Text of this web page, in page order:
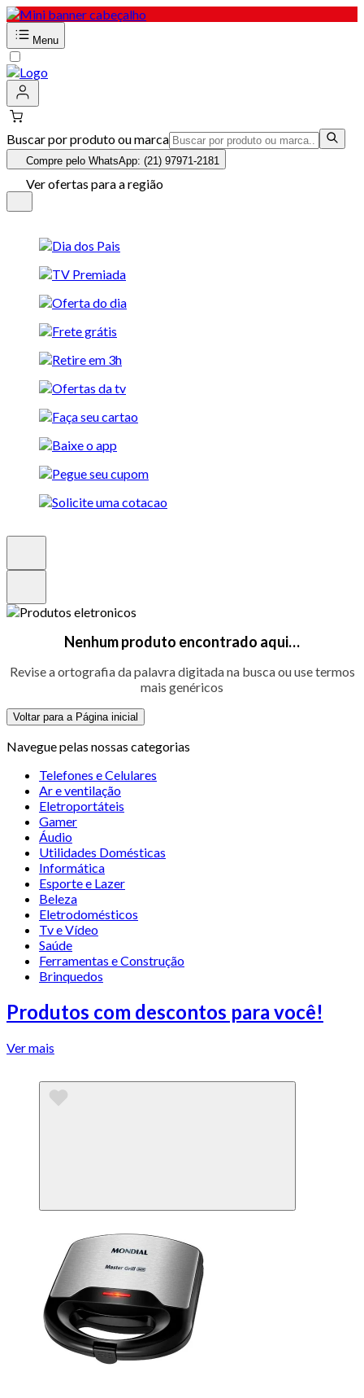
Menu
Buscar por produto ou marca
Compre pelo WhatsApp: (21) 97971-2181
Ver ofertas para a região
Nenhum produto encontrado aqui…
Revise a ortografia da palavra digitada na busca ou use termos
mais genéricos
Voltar para a Página inicial
Navegue pelas nossas categorias
Telefones e Celulares
Ar e ventilação
Eletroportáteis
Gamer
Áudio
Utilidades Domésticas
Informática
Esporte e Lazer
Beleza
Eletrodomésticos
Tv e Vídeo
Saúde
Ferramentas e Construção
Brinquedos
Produtos com descontos para você!
Ver mais